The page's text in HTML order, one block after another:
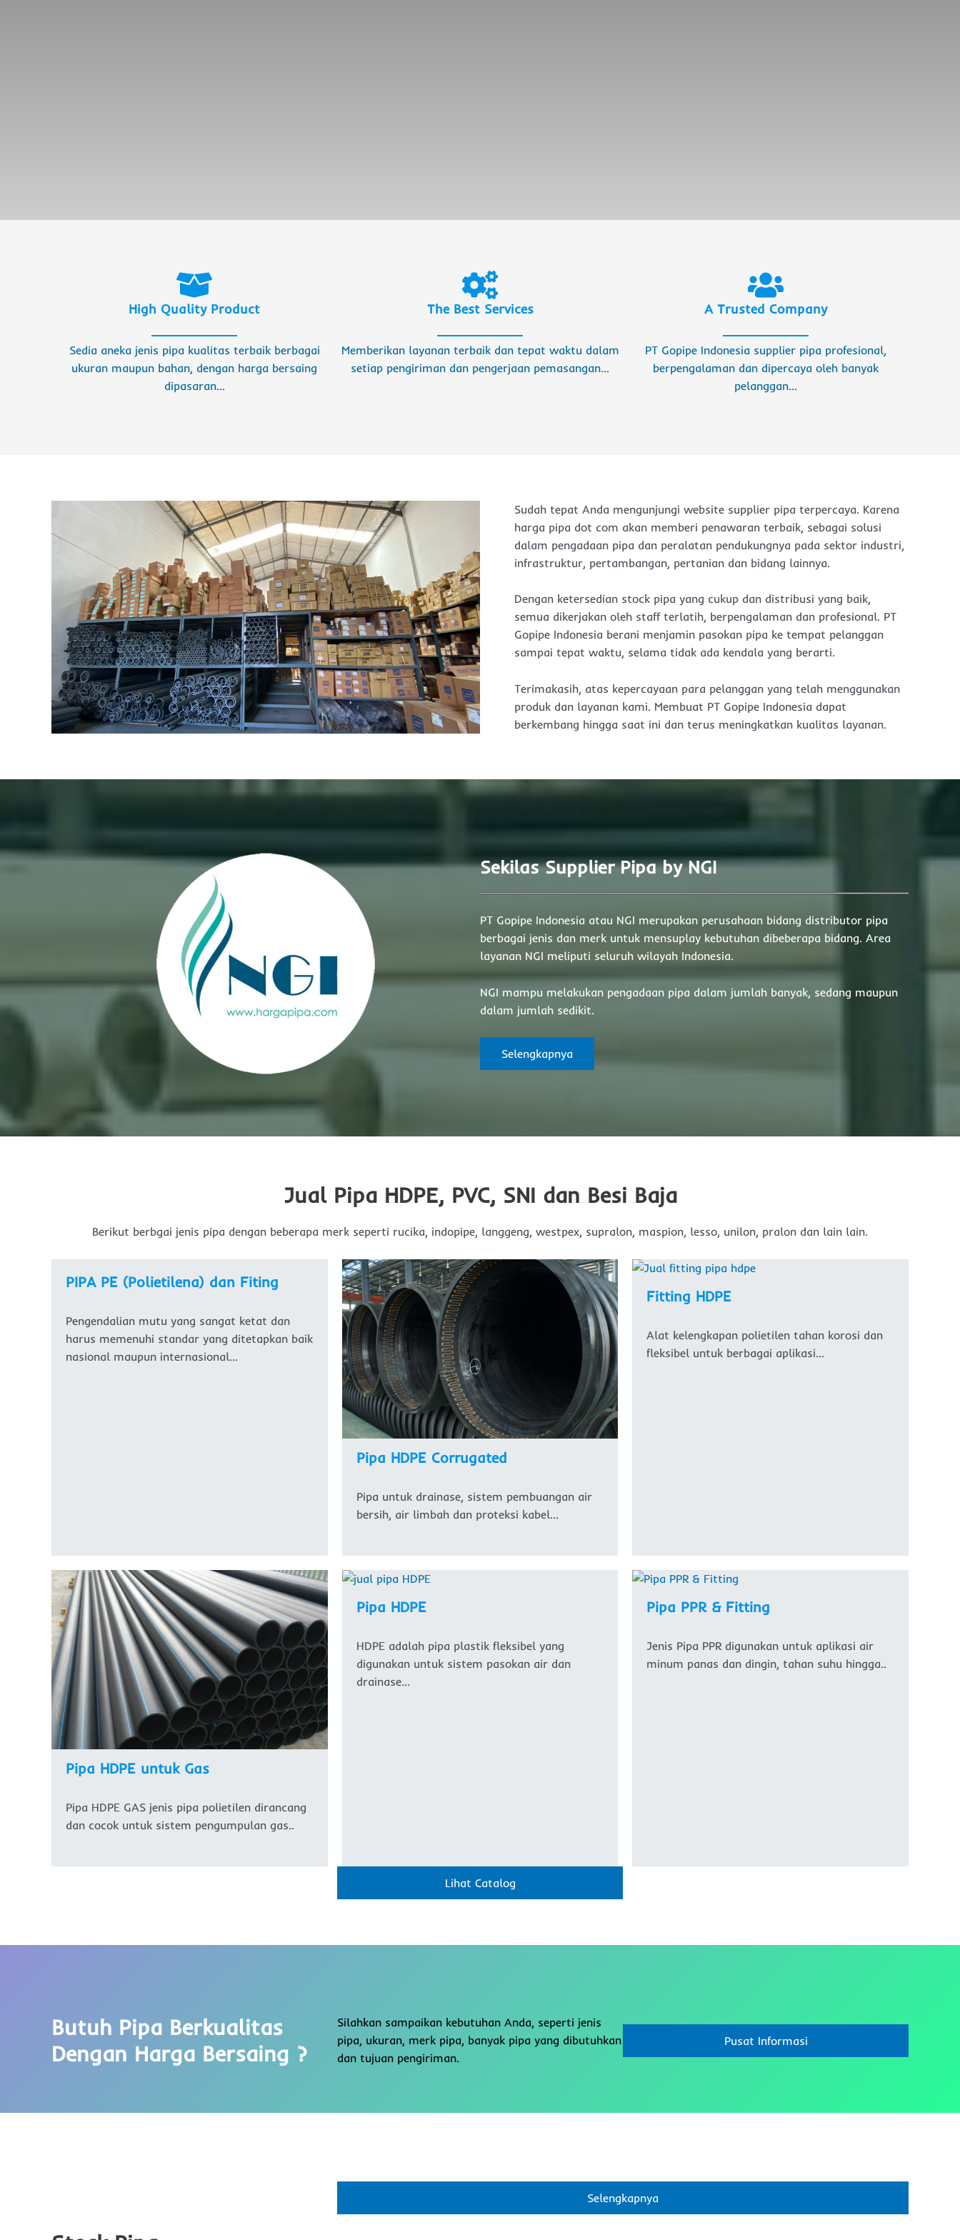
High Quality Product
Sedia aneka jenis pipa kualitas terbaik berbagai
ukuran maupun bahan, dengan harga bersaing
dipasaran…
The Best Services
Memberikan layanan terbaik dan tepat waktu dalam
setiap pengiriman dan pengerjaan pemasangan…
A Trusted Company
PT Gopipe Indonesia supplier pipa profesional,
berpengalaman dan dipercaya oleh banyak
pelanggan…
Sudah tepat Anda mengunjungi website supplier pipa terpercaya. Karena
harga pipa dot com akan memberi penawaran terbaik, sebagai solusi
dalam pengadaan pipa dan peralatan pendukungnya pada sektor industri,
infrastruktur, pertambangan, pertanian dan bidang lainnya.
Dengan ketersedian stock pipa yang cukup dan distribusi yang baik,
semua dikerjakan oleh staff terlatih, berpengalaman dan profesional. PT
Gopipe Indonesia berani menjamin pasokan pipa ke tempat pelanggan
sampai tepat waktu, selama tidak ada kendala yang berarti.
Terimakasih, atas kepercayaan para pelanggan yang telah menggunakan
produk dan layanan kami. Membuat PT Gopipe Indonesia dapat
berkembang hingga saat ini dan terus meningkatkan kualitas layanan.
Sekilas Supplier Pipa by NGI
PT Gopipe Indonesia atau NGI merupakan perusahaan bidang distributor pipa
berbagai jenis dan merk untuk mensuplay kebutuhan dibeberapa bidang. Area
layanan NGI meliputi seluruh wilayah Indonesia.
NGI mampu melakukan pengadaan pipa dalam jumlah banyak, sedang maupun
dalam jumlah sedikit.
Selengkapnya
Jual Pipa HDPE, PVC, SNI dan Besi Baja
Berikut berbgai jenis pipa dengan beberapa merk seperti rucika, indopipe, langgeng, westpex, supralon, maspion, lesso, unilon, pralon dan lain lain.
PIPA PE (Polietilena) dan Fiting
Pengendalian mutu yang sangat ketat dan
harus memenuhi standar yang ditetapkan baik
nasional maupun internasional…
Pipa HDPE Corrugated
Pipa untuk drainase, sistem pembuangan air
bersih, air limbah dan proteksi kabel…
Fitting HDPE
Alat kelengkapan polietilen tahan korosi dan
fleksibel untuk berbagai aplikasi…
Pipa HDPE untuk Gas
Pipa HDPE GAS jenis pipa polietilen dirancang
dan cocok untuk sistem pengumpulan gas..
Pipa HDPE
HDPE adalah pipa plastik fleksibel yang
digunakan untuk sistem pasokan air dan
drainase…
Pipa PPR & Fitting
Jenis Pipa PPR digunakan untuk aplikasi air
minum panas dan dingin, tahan suhu hingga..
Lihat Catalog
Butuh Pipa Berkualitas
Dengan Harga Bersaing ?
Silahkan sampaikan kebutuhan Anda, seperti jenis
pipa, ukuran, merk pipa, banyak pipa yang dibutuhkan
dan tujuan pengiriman.
Pusat Informasi
Selengkapnya